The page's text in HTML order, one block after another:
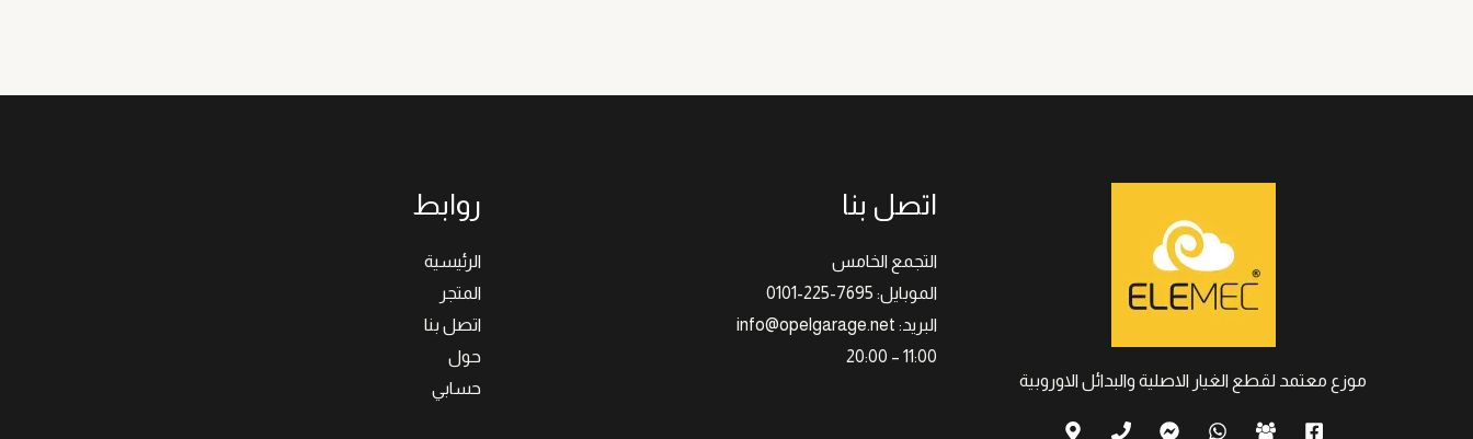
موزع معتمد لقطع الغيار الاصلية والبدائل الاوروبية
اتصل بنا
التجمع الخامس
الموبايل: 7695-225-0101
البريد: info@opelgarage.net
11:00 – 20:00
روابط
الرئيسية
المتجر
اتصل بنا
حول
حسابي